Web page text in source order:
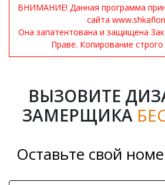
ВНИМАНИЕ! Данная программа
сайта
Она запатентована и защищена
Праве. Копирование
ВЫЗОВИТЕ
ЗАМЕРЩИКА
Оставьте свой